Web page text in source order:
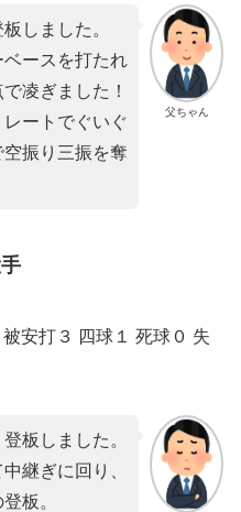
父ちゃん
しました。
ベースを打たれ
凌ぎました！
ートでぐいぐ
振り三振を奪
安打３ 四球１ 死球０ 失
板しました。
継ぎに回り、
板。